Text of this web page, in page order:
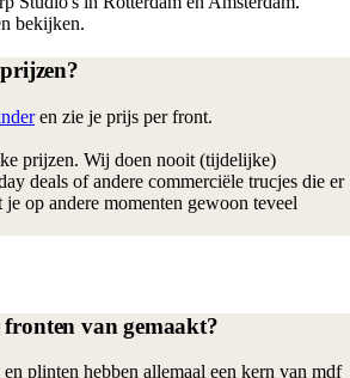
bekijken.
en zie je prijs per front.
prijzen. Wij doen nooit (tijdelijke)
deals of andere commerciële trucjes die er
op andere momenten gewoon teveel
van gemaakt?
plinten hebben allemaal een kern van mdf